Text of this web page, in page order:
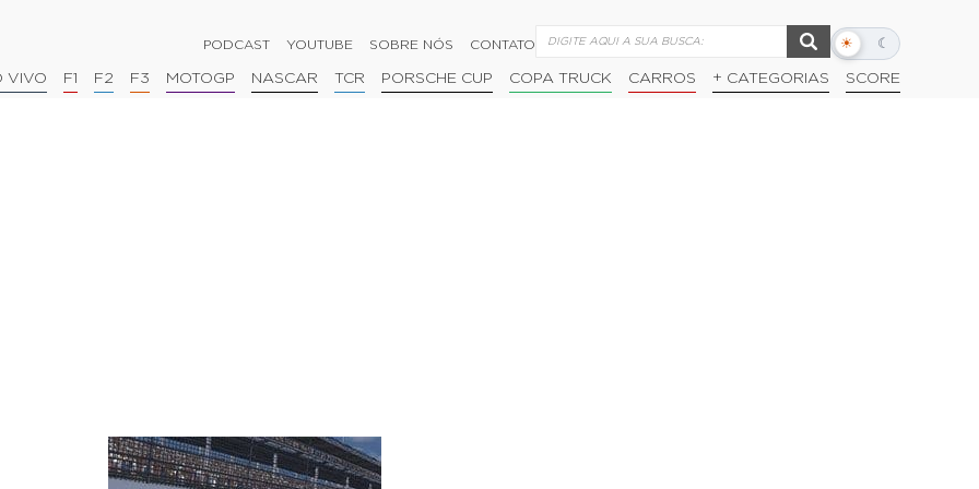
PODCAST YOUTUBE SOBRE NÓS CONTATO ☀ ☾
Alternar
escuro
VIVO F1 F2 F3 MOTOGP NASCAR TCR PORSCHE CUP COPA TRUCK CARROS + CATEGORIAS SCORE